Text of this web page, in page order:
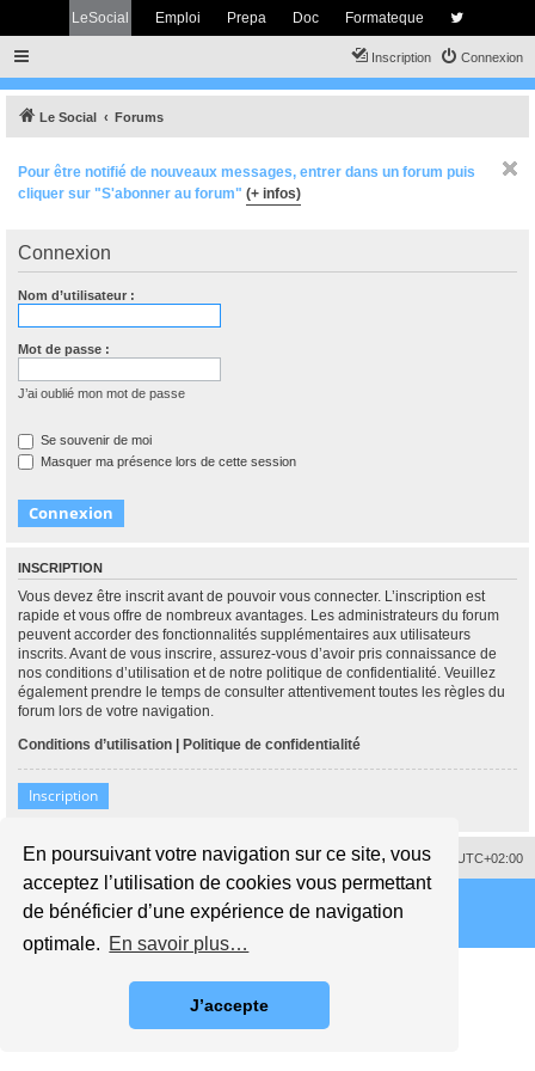
En poursuivant votre navigation sur ce site, vous
acceptez l’utilisation de cookies vous permettant
de bénéficier d’une expérience de navigation
optimale. En savoir plus…
J’accepte
LeSocial Emploi Prepa Doc Formateque
Connexion
Inscription
Le Social Forums
Pour être notifié de nouveaux messages, entrer dans un forum puis
cliquer sur "S'abonner au forum" (+ infos)
Connexion
Nom d’utilisateur :
Mot de passe :
J’ai oublié mon mot de passe
Se souvenir de moi
Masquer ma présence lors de cette session
INSCRIPTION
Vous devez être inscrit avant de pouvoir vous connecter. L’inscription est
rapide et vous offre de nombreux avantages. Les administrateurs du forum
peuvent accorder des fonctionnalités supplémentaires aux utilisateurs
inscrits. Avant de vous inscrire, assurez-vous d’avoir pris connaissance de
nos conditions d’utilisation et de notre politique de confidentialité. Veuillez
également prendre le temps de consulter attentivement toutes les règles du
forum lors de votre navigation.
Conditions d’utilisation | Politique de confidentialité
Inscription
Fuseau horaire sur UTC+02:00
Supprimer les cookies